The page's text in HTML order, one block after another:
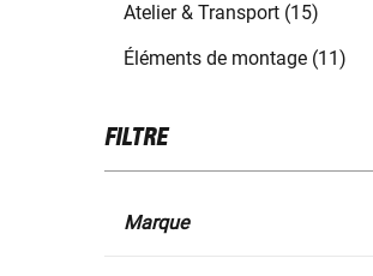
Atelier & Transport (15)
Éléments de montage (11)
FILTRE
Marque